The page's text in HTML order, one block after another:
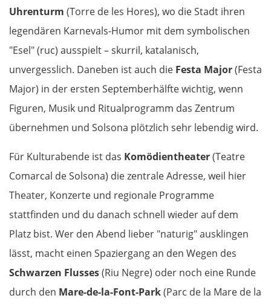
Uhrenturm (Torre de les Hores), wo die Stadt ihren
legendären Karnevals-Humor mit dem symbolischen
"Esel" (ruc) ausspielt – skurril, katalanisch,
unvergesslich. Daneben ist auch die Festa Major(Festa
Major) in der ersten Septemberhälfte wichtig, wenn
Figuren, Musik und Ritualprogramm das Zentrum
übernehmen und Solsona plötzlich sehr lebendig wird.
Für Kulturabende ist das Komödientheater(Teatre
Comarcal de Solsona) die zentrale Adresse, weil hier
Theater, Konzerte und regionale Programme
stattfinden und du danach schnell wieder auf dem
Platz bist. Wer den Abend lieber "naturig" ausklingen
lässt, macht einen Spaziergang an den Wegen des
Schwarzen Flusses(Riu Negre) oder noch eine Runde
durch den Mare-de-la-Font-Park(Parc de la Mare de la
Xanthi
Kavala
Asprovalta
Thessaloniki
Katerini
Kalambaka
Meteora-Klöster